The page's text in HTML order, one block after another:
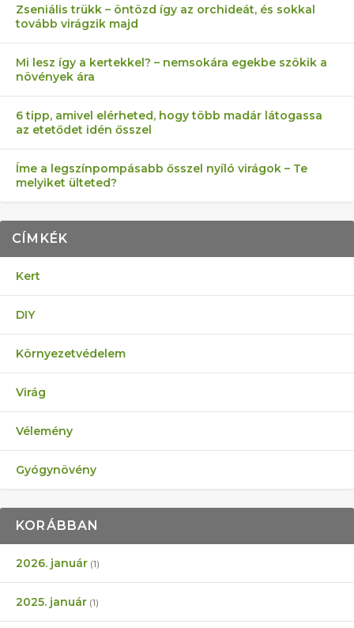
Zseniális trükk – öntözd így az orchideát, és sokkal
tovább virágzik majd
Mi lesz így a kertekkel? – nemsokára egekbe szökik a
növények ára
6 tipp, amivel elérheted, hogy több madár látogassa
az etetődet idén ősszel
Íme a legszínpompásabb ősszel nyíló virágok – Te
melyiket ülteted?
CÍMKÉK
Kert
DIY
Környezetvédelem
Virág
Vélemény
Gyógynövény
KORÁBBAN
2026. január (1)
2025. január (1)